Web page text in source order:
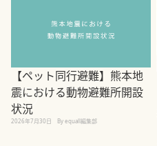
【ペット同行避難】熊本地
震における動物避難所開設
状況
2026年7月30日 By equall編集部